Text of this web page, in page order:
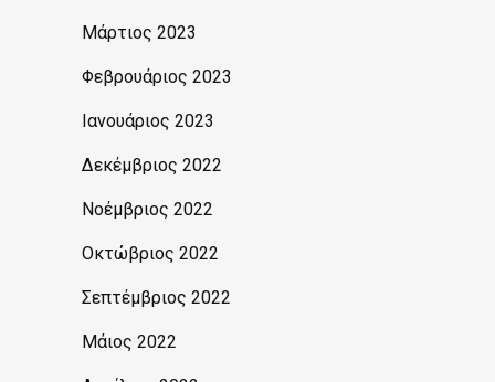
Μάρτιος 2023
Φεβρουάριος 2023
Ιανουάριος 2023
Δεκέμβριος 2022
Νοέμβριος 2022
Οκτώβριος 2022
Σεπτέμβριος 2022
Μάιος 2022